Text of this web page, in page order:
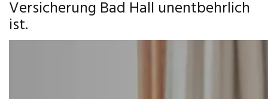
Versicherung Bad Hall unentbehrlich
ist.